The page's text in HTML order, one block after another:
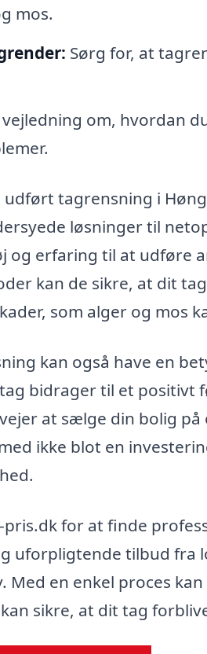
mos.
Sørg for, at
vejledning om, hvordan
tagrensning i
løsninger til
erfaring til at udføre
kan de sikre, at dit
som alger og mos
kan også have en
bidrager til et
at sælge din bolig
ikke blot en
for at finde
uforpligtende tilbud fra
Med en enkel proces
sikre, at dit tag